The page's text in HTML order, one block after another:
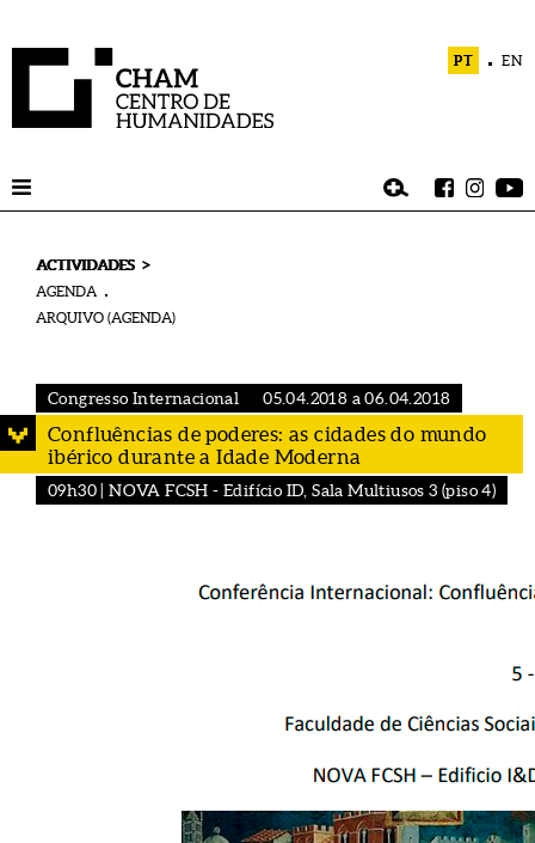
PT EN
ACTIVIDADES >
AGENDA
ARQUIVO (AGENDA)
Congresso Internacional 05.04.2018 a 06.04.2018
Confluências de poderes: as cidades do mundo
ibérico durante a Idade Moderna
09h30 | NOVA FCSH - Edifício ID, Sala Multiusos 3 (piso 4)